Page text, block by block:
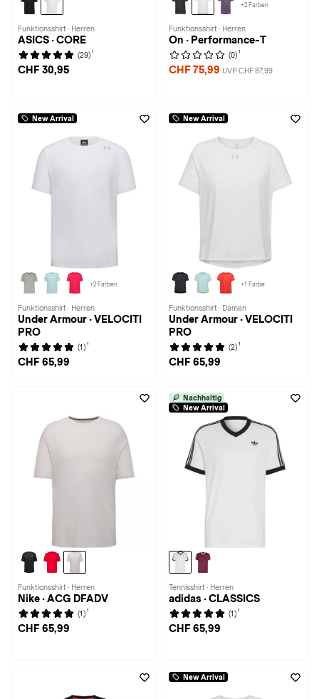
Funktionsshirt · Herren
ASICS · CORE
(29) 1
CHF 30,95
+2 Farben
Funktionsshirt · Herren
On · Performance-T
(0) 1
CHF 75,99 UVP CHF 87,99
New Arrival
+2 Farben
Funktionsshirt · Herren
Under Armour · VELOCITI
PRO
(1) 1
CHF 65,99
New Arrival
+1 Farbe
Funktionsshirt · Damen
Under Armour · VELOCITI
PRO
(2) 1
CHF 65,99
Funktionsshirt · Herren
Nike · ACG DFADV
(1) 1
CHF 65,99
Nachhaltig
New Arrival
Tennisshirt · Herren
adidas · CLASSICS
(1) 1
CHF 65,99
New Arrival